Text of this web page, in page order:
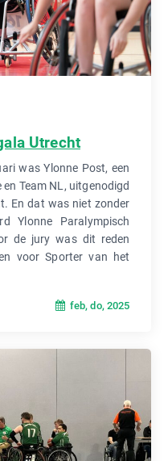
Utrecht
was Ylonne Post, een
Team NL, uitgenodigd
En dat was niet zonder
Ylonne Paralympisch
de jury was dit reden
voor Sporter van het
feb, do, 2025